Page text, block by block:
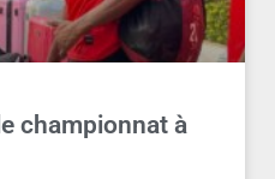
championnat à